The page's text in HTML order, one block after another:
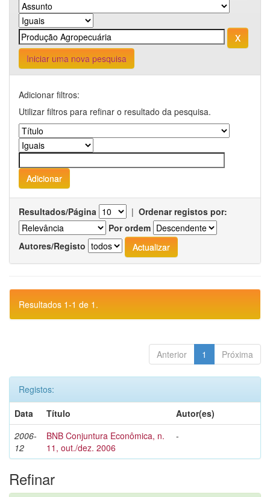
Iniciar uma nova pesquisa
Adicionar filtros:
Utilizar filtros para refinar o resultado da pesquisa.
Resultados/Página | Ordenar registos por:
Por ordem
Autores/Registo
Resultados 1-1 de 1.
Anterior 1 Próxima
Registos:
Data
Título
Autor(es)
2006-
12
BNB Conjuntura Econômica, n.
11, out./dez. 2006
-
Refinar